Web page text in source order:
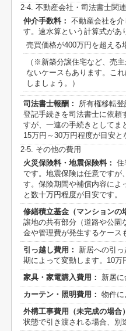
2-4. 不動産会社・司法書士関
仲介手数料： 不動産会社を
す。速水算という計算式があ
売買価格が400万円を超え
（※新築分譲住宅など、売
ないケースもあります。こ
しましょう。）
司法書士報酬：
所有権移転
登記手続きを司法書士に依頼
すが、一連の手続きとしてま
15万円～30万円程度が目安と
2-5. その他の費用
火災保険料・地震保険料： 住
です。地震保険は任意ですが
す。保険期間や補償内容によ
と数十万円程度が目安です。
修繕積立基金（マンションの
譲地の共有部分（道路や公園
金や管理費が発生するケース
引っ越し費用：
新居への引
期によって変動します。10万
家具・家電購入費用：
新居に
カーテン・照明費用： 物件に
外構工事費用（未完成の場合
状態で引き渡される場合、別